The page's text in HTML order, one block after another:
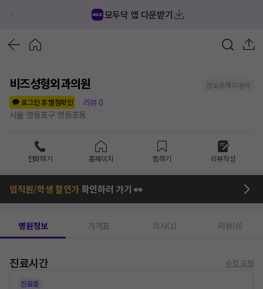
모두닥 앱 다운받기
비즈성형외과의원
정보공개 미동의
로그인 후 별점확인
리뷰 0
서울 영등포구 영등포동
전화하기 홈페이지 찜하기 리뷰작성
임직원/학생 할인가확인하러 가기 👀
병원정보 가격표 의사(1) 리뷰(0)
진료시간 수정 요청
진료중